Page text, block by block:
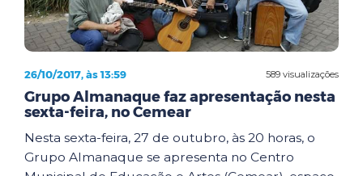
589 visualizações
26/10/2017, às 13:59
Grupo Almanaque faz apresentação nesta
sexta-feira, no Cemear
Nesta sexta-feira, 27 de outubro, às 20 horas, o
Grupo Almanaque se apresenta no Centro